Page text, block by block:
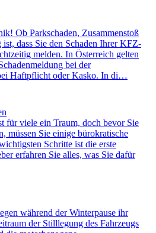
Ob Parkschaden, Zusammenstoß
dass Sie den Schaden Ihrer KFZ-
melden. In Österreich gelten
bei der
Haftpflicht oder Kasko. In di…
für viele ein Traum, doch bevor Sie
müssen Sie einige bürokratische
Schritte ist die erste
erfahren Sie alles, was Sie dafür
während der Winterpause ihr
der Stilllegung des Fahrzeugs